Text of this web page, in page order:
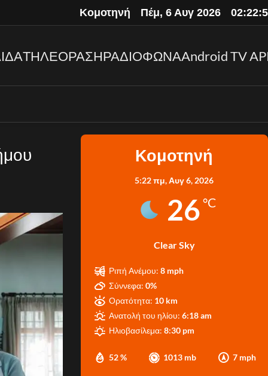
Κομοτηνή Πέμ, 6 Αυγ 2026
ΤΗΛΕΟΡΑΣΗΡΑΔΙΟΦΩΝΑAndroid TV
Κομοτηνή
5:22 πμ,Αυγ 6, 2026
26 °C
Clear Sky
52 % 1013 mb 7 mph
Ριπή Ανέμου: 8 mph
Σύννεφα: 0%
Ορατότητα: 10 km
Ανατολή του ηλίου: 6:18 am
Ηλιοβασίλεμα: 8:30 pm